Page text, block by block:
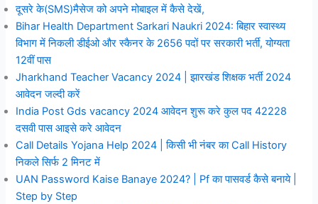
दूसरे के(SMS)मैसेज को अपने मोबाइल में कैसे देखें,
Bihar Health Department Sarkari Naukri 2024: बिहार स्वास्थ्य
विभाग में निकली डीईओ और स्कैनर के 2656 पदों पर सरकारी भर्ती, योग्यता
12वीं पास
Jharkhand Teacher Vacancy 2024 | झारखंड शिक्षक भर्ती 2024
आवेदन जल्दी करें
India Post Gds vacancy 2024 आवेदन शुरू करे कुल पद 42228
दसवी पास आइसे करे आवेदन
Call Details Yojana Help 2024 | किसी भी नंबर का Call History
निकले सिर्फ 2 मिनट में
UAN Password Kaise Banaye 2024? | Pf का पासवर्ड कैसे बनाये |
Step by Step